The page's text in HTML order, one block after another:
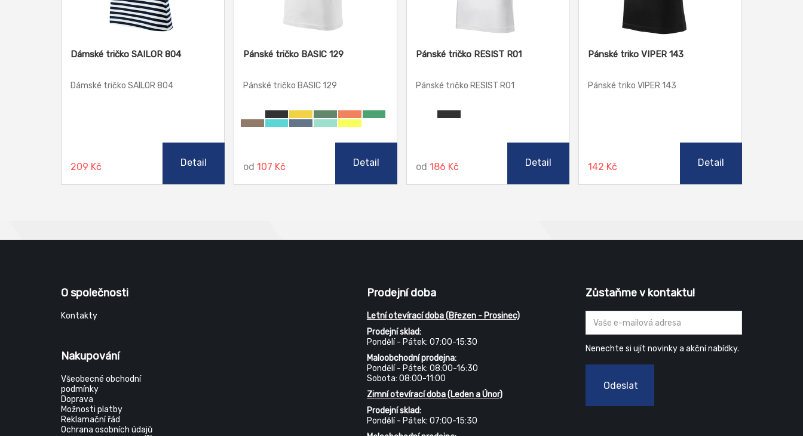
Dámské tričko SAILOR 804
Dámské tričko SAILOR 804
209 Kč Detail
Pánské tričko BASIC 129
Pánské tričko BASIC 129
od 107 Kč Detail
Pánské tričko RESIST R01
Pánské tričko RESIST R01
od 186 Kč Detail
Pánské triko VIPER 143
Pánské triko VIPER 143
142 Kč Detail
O společnosti
Kontakty
Nakupování
Všeobecné obchodní
podmínky
Doprava
Možnosti platby
Reklamační řád
Ochrana osobních údajů
Prodejní doba
Letní otevírací doba (Březen - Prosinec)
Prodejní sklad:
Pondělí - Pátek: 07:00-15:30
Maloobchodní prodejna:
Pondělí - Pátek: 08:00-16:30
Sobota: 08:00-11:00
Zimní otevírací doba (Leden a Únor)
Prodejní sklad:
Pondělí - Pátek: 07:00-15:30
Zůstaňme v kontaktu!
Nenechte si ujít novinky a akční nabídky.
Odeslat